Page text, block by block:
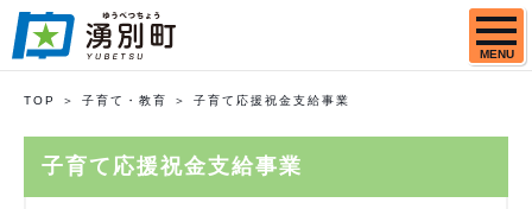
MENU
TOP 子育て・教育 子育て応援祝金支給事業
子育て応援祝金支給事業